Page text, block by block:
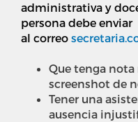
administrativa y
persona debe enviar
al correo
Que tenga
screenshot de
Tener una
ausencia